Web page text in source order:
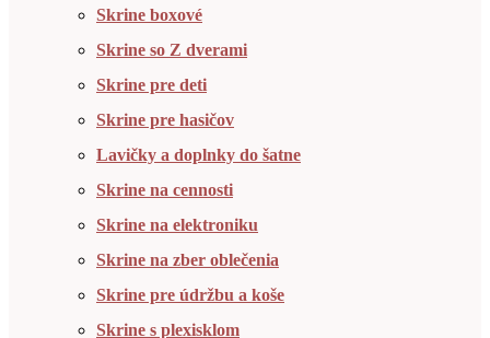
Skrine boxové
Skrine so Z dverami
Skrine pre deti
Skrine pre hasičov
Lavičky a doplnky do šatne
Skrine na cennosti
Skrine na elektroniku
Skrine na zber oblečenia
Skrine pre údržbu a koše
Skrine s plexisklom